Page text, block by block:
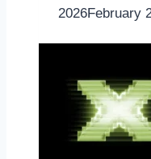
2026February